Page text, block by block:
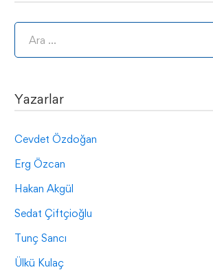
Yazarlar
Cevdet Özdoğan
Erg Özcan
Hakan Akgül
Sedat Çiftçioğlu
Tunç Sancı
Ülkü Kulaç